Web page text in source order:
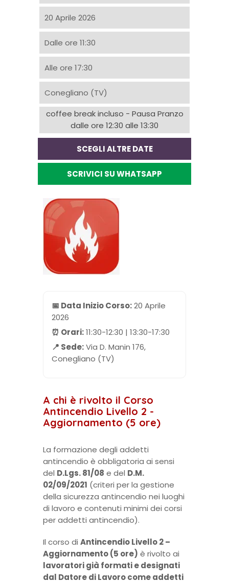
20 Aprile 2026
Dalle ore 11:30
Alle ore 17:30
Conegliano (TV)
coffee break incluso - Pausa Pranzo
dalle ore 12:30 alle 13:30
SCEGLI ALTRE DATE
SCRIVICI SU WHATSAPP
📅 Data Inizio Corso:20 Aprile
2026
⏰ Orari:11:30-12:30 | 13:30-17:30
📍 Sede:Via D. Manin 176,
Conegliano (TV)
A chi è rivolto il Corso
Antincendio Livello 2 -
Aggiornamento (5 ore)
La formazione degli addetti
antincendio è obbligatoria ai sensi
del D.Lgs. 81/08 e del D.M.
02/09/2021 (criteri per la gestione
della sicurezza antincendio nei luoghi
di lavoro e contenuti minimi dei corsi
per addetti antincendio).
Il corso di Antincendio Livello 2 –
Aggiornamento (5 ore) è rivolto ai
lavoratori già formati e designati
dal Datore di Lavoro come addetti